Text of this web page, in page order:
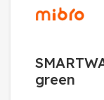
green